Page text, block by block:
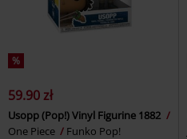
%
59.90 zł
Usopp (Pop!) Vinyl Figurine 1882
One Piece
Funko Pop!